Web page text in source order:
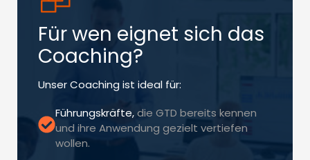
Für wen eignet sich das
Coaching?
Unser Coaching ist ideal für:
Führungskräfte,die GTD bereits kennen
und ihre Anwendung gezielt vertiefen
wollen.